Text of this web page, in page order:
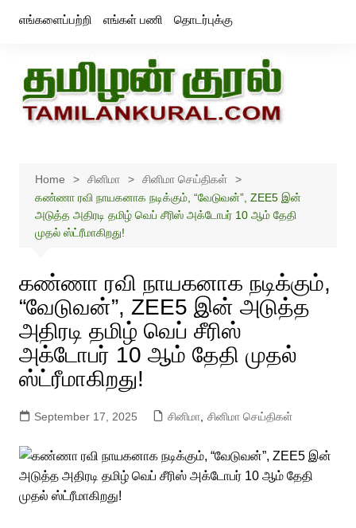
எங்களைப்பற்றி எங்கள் பணி தொடர்புக்கு
Home சினிமா
சினிமா செய்திகள்
கண்ணா ரவி நாயகனாக நடிக்கும், “வேடுவன்”, ZEE5 இன்
அடுத்த அதிரடி தமிழ் வெப் சீரிஸ் அக்டோபர் 10 ஆம் தேதி
முதல் ஸ்ட்ரீமாகிறது!
கண்ணா ரவி நாயகனாக நடிக்கும்,
“வேடுவன்”, ZEE5 இன் அடுத்த
அதிரடி தமிழ் வெப் சீரிஸ்
அக்டோபர் 10 ஆம் தேதி முதல்
ஸ்ட்ரீமாகிறது!
September 17, 2025 சினிமா, சினிமா செய்திகள்